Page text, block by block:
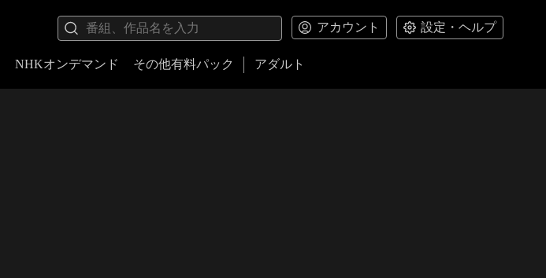
アカウント 設定・ヘルプ
NHKオンデマンド その他有料パック アダルト